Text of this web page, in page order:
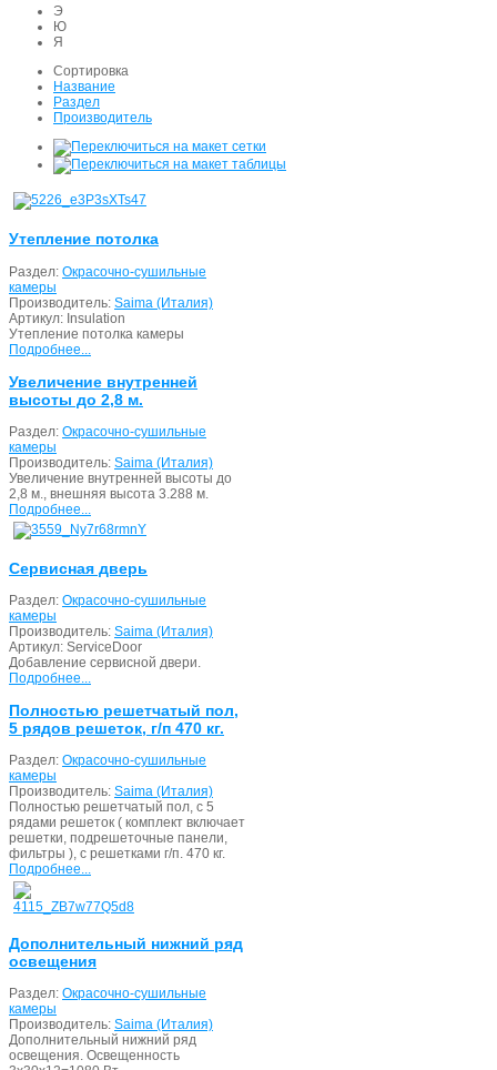
Э
Ю
Я
Сортировка
Название
Раздел
Производитель
Утепление потолка
Раздел: Окрасочно-сушильные
камеры
Производитель: Saima (Италия)
Артикул: Insulation
Утепление потолка камеры
Подробнее...
Увеличение внутренней
высоты до 2,8 м.
Раздел: Окрасочно-сушильные
камеры
Производитель: Saima (Италия)
Увеличение внутренней высоты до
2,8 м., внешняя высота 3.288 м.
Подробнее...
Сервисная дверь
Раздел: Окрасочно-сушильные
камеры
Производитель: Saima (Италия)
Артикул: ServiceDoor
Добавление сервисной двери.
Подробнее...
Полностью решетчатый пол,
5 рядов решеток, г/п 470 кг.
Раздел: Окрасочно-сушильные
камеры
Производитель: Saima (Италия)
Полностью решетчатый пол, с 5
рядами решеток ( комплект включает
решетки, подрешеточные панели,
фильтры ), с решетками г/п. 470 кг.
Подробнее...
Дополнительный нижний ряд
освещения
Раздел: Окрасочно-сушильные
камеры
Производитель: Saima (Италия)
Дополнительный нижний ряд
освещения. Освещенность